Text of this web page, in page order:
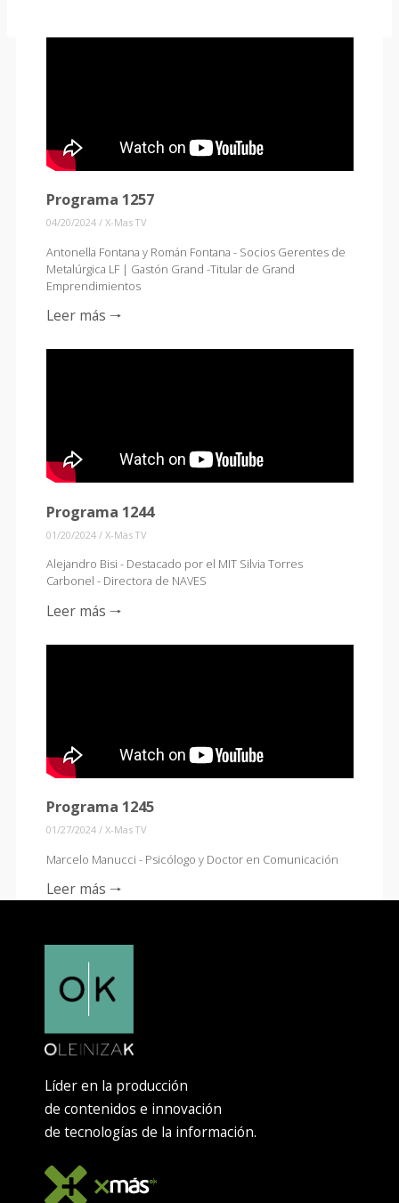
Programa 1257
04/20/2024 / X-Mas TV
Antonella Fontana y Román Fontana - Socios Gerentes de
Metalúrgica LF | Gastón Grand -Titular de Grand
Emprendimientos
Leer más 🠒
Programa 1244
01/20/2024 / X-Mas TV
Alejandro Bisi - Destacado por el MIT Silvia Torres
Carbonel - Directora de NAVES
Leer más 🠒
Programa 1245
01/27/2024 / X-Mas TV
Marcelo Manucci - Psicólogo y Doctor en Comunicación
Leer más 🠒
Líder en la producción
de contenidos e innovación
de tecnologías de la información.